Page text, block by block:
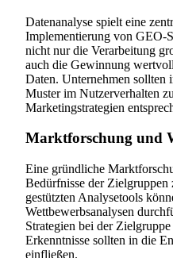
Datenanalyse spielt eine
Implementierung von GEO-
nicht nur die Verarbeitung
auch die Gewinnung
Daten. Unternehmen sollten
Muster im Nutzerverhalten
Marketingstrategien
Marktforschung und
Eine gründliche
Bedürfnisse der
gestützten Analysetools
Wettbewerbsanalysen
Strategien bei der
Erkenntnisse sollten in die
einfließen.